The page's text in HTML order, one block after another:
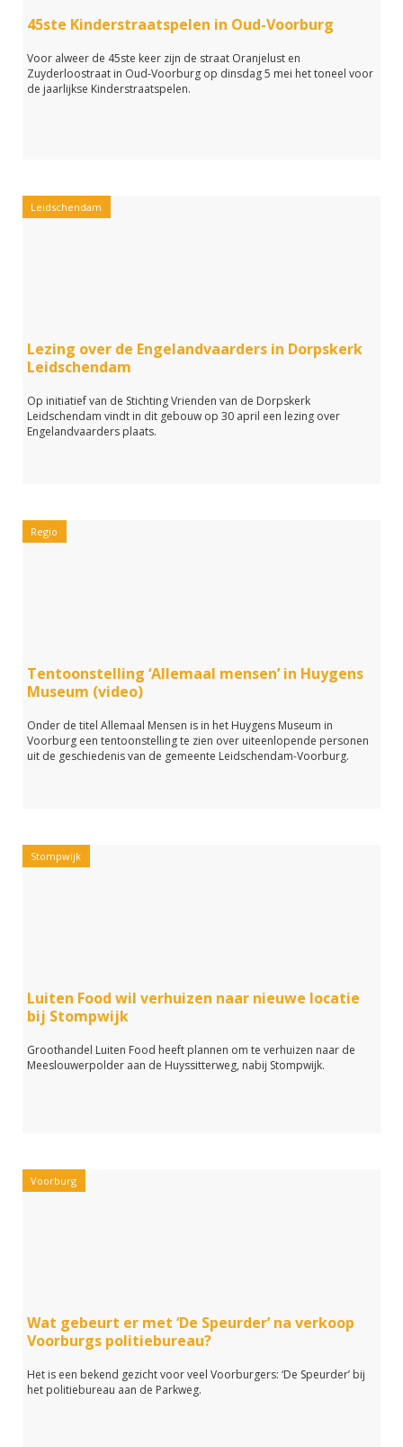
45ste Kinderstraatspelen in Oud-Voorburg
Voor alweer de 45ste keer zijn de straat Oranjelust en
Zuyderloostraat in Oud-Voorburg op dinsdag 5 mei het toneel voor
de jaarlijkse Kinderstraatspelen.
Leidschendam
Lezing over de Engelandvaarders in Dorpskerk
Leidschendam
Op initiatief van de Stichting Vrienden van de Dorpskerk
Leidschendam vindt in dit gebouw op 30 april een lezing over
Engelandvaarders plaats.
Regio
Tentoonstelling ‘Allemaal mensen’ in Huygens
Museum (video)
Onder de titel Allemaal Mensen is in het Huygens Museum in
Voorburg een tentoonstelling te zien over uiteenlopende personen
uit de geschiedenis van de gemeente Leidschendam-Voorburg.
Stompwijk
Luiten Food wil verhuizen naar nieuwe locatie
bij Stompwijk
Groothandel Luiten Food heeft plannen om te verhuizen naar de
Meeslouwerpolder aan de Huyssitterweg, nabij Stompwijk.
Voorburg
Wat gebeurt er met ‘De Speurder’ na verkoop
Voorburgs politiebureau?
Het is een bekend gezicht voor veel Voorburgers: ‘De Speurder’ bij
het politiebureau aan de Parkweg.